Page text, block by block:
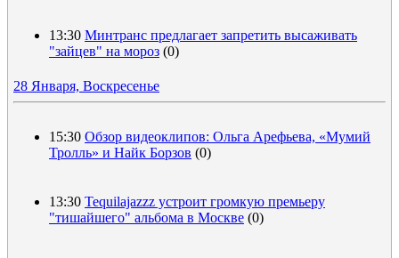
13:30 Минтранс предлагает запретить высаживать
"зайцев" на мороз (0)
28 Января, Воскресенье
15:30 Обзор видеоклипов: Ольга Арефьева, «Мумий
Тролль» и Найк Борзов (0)
13:30 Tequilajazzz устроит громкую премьеру
"тишайшего" альбома в Москве (0)